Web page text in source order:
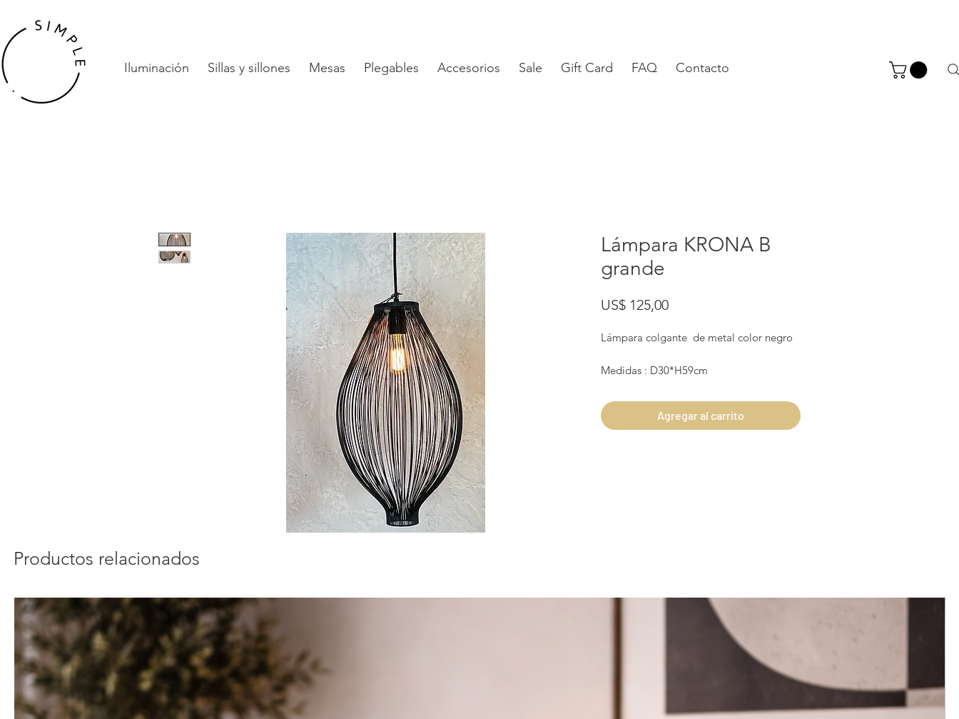
Iluminación Sillas y sillones Mesas Plegables Accesorios Sale Gift Card FAQ Contacto
Lámpara KRONA B
grande
US$ 125,00Precio
Lámpara colgante de metal color negro
Medidas : D30*H59cm
Agregar al carrito
Productos relacionados